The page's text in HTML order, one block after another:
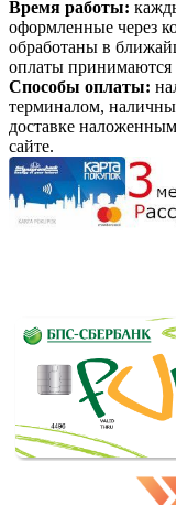
Время работы:
оформленные через
обработаны в
оплаты принимаются
Способы оплаты:
терминалом,
доставке
сайте.